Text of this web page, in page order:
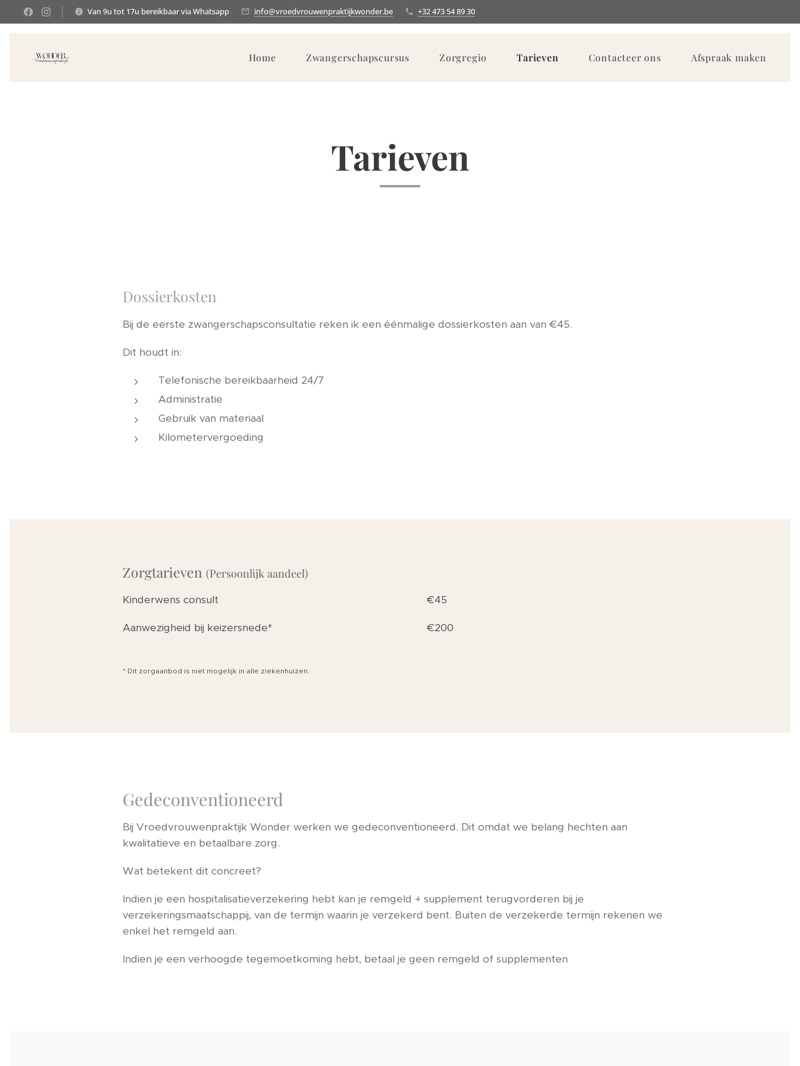
Van 9u tot 17u bereikbaar via Whatsapp info@vroedvrouwenpraktijkwonder.be +32 473 54 89 30
Home Zwangerschapscursus Zorgregio Tarieven Contacteer ons Afspraak maken
Tarieven
Dossierkosten
Bij de eerste zwangerschapsconsultatie reken ik een éénmalige dossierkosten aan van €45.
Dit houdt in:
Telefonische bereikbaarheid 24/7
Administratie
Gebruik van materiaal
Kilometervergoeding
Zorgtarieven (Persoonlijk aandeel)
Kinderwens consult €45
Aanwezigheid bij keizersnede* €200
* Dit zorgaanbod is niet mogelijk in alle ziekenhuizen.
Gedeconventioneerd
Bij Vroedvrouwenpraktijk Wonder werken we gedeconventioneerd. Dit omdat we belang hechten aan
kwalitatieve en betaalbare zorg.
Wat betekent dit concreet?
Indien je een hospitalisatieverzekering hebt kan je remgeld + supplement terugvorderen bij je
verzekeringsmaatschappij, van de termijn waarin je verzekerd bent. Buiten de verzekerde termijn rekenen we
enkel het remgeld aan.
Indien je een verhoogde tegemoetkoming hebt, betaal je geen remgeld of supplementen